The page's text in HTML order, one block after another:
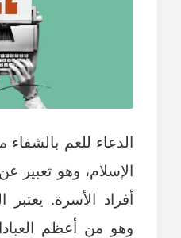
الدعاء للعم
الإسلام، وهو تعبير
أفراد الأسرة.
وهو من أعظم